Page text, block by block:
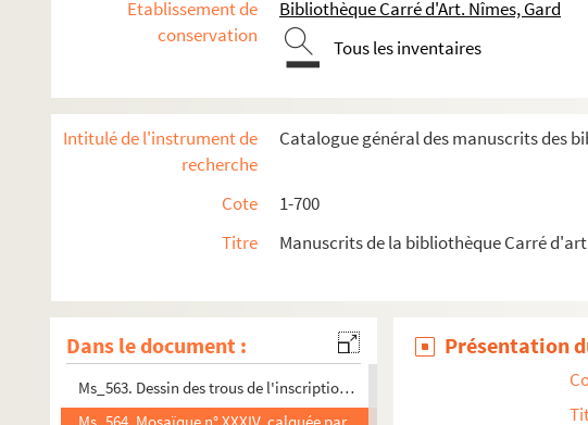
Etablissement de
conservation
Bibliothèque Carré d'Art. Nîmes, Gard
Tous les inventaires
Intitulé de l'instrument de
recherche
Catalogue général des manuscrits des
Cote
1-700
Titre
Manuscrits de la bibliothèque Carré
Dans le document :
Ms_552. « Plan de la disposition des nouvelles promenades, Cours plantés
Ms_553. Projet d'alignement des grand et petit cours de Nîmes.
Ms_555. Profils en long et en travers du canal d'Arles à Bouc.
Ms_556. Autres profils supposés appartenir au projet du canal d'Arles à
Ms_559. Plan cadastral parcellaire d'une partie de la commune d'Anduze.
Ms_561. Les mosaïques de Nimes.
Ms_562. « Plan géométrique du théâtre antique, bâti par les Romains, de la
Ms_563. Dessin des trous de l'inscription de l'arc d'Orange.
Présentation